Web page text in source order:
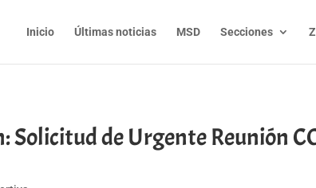
Inicio Últimas noticias MSD Secciones
Solicitud de Urgente Reunión